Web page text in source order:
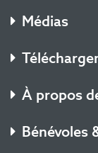
Médias
À propos
Bénévoles